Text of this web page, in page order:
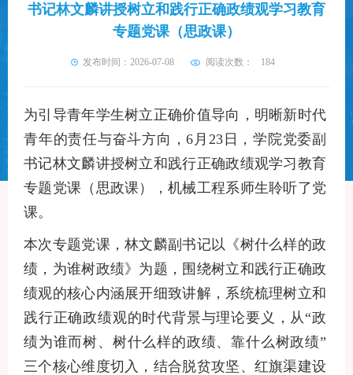
书记林文麟讲授树立和践行正确政绩观学习教育
专题党课（思政课）
发布时间：2026-07-08 阅读次数： 184
为引导青年学生树立正确价值导向，明晰新时代
青年的责任与奋斗方向，6 月 23日， 学院党委副
书记林文麟讲授树立和践行正确政绩观学习教育
专题党课（思政课）
，机械工程系师生聆听了党
课。
本次专题党课，林文麟副书记以《树什么样的政
绩，为谁树政绩》为题，围绕树立和践行正确政
绩观的核心内涵展开细致讲解，系统梳理树立和
践行正确政绩观的时代背景与理论要义，从“政
绩为谁而树、树什么样的政绩、靠什么树政绩”
三个核心维度切入，结合脱贫攻坚、红旗渠建设